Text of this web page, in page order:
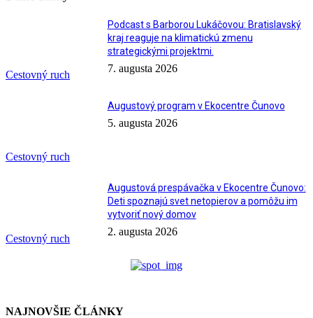
Cestovný ruch
Podcast s Barborou Lukáčovou: Bratislavský
kraj reaguje na klimatickú zmenu
strategickými projektmi.
7. augusta 2026
Cestovný ruch
Augustový program v Ekocentre Čunovo
5. augusta 2026
Cestovný ruch
Augustová prespávačka v Ekocentre Čunovo:
Deti spoznajú svet netopierov a pomôžu im
vytvoriť nový domov
2. augusta 2026
NAJNOVŠIE ČLÁNKY